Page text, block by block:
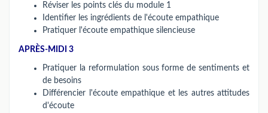
Réviser les points clés du module 1
Identifier les ingrédients de l'écoute empathique
Pratiquer l'écoute empathique silencieuse
APRÈS-MIDI 3
Pratiquer la reformulation sous forme de sentiments et
de besoins
Différencier l'écoute empathique et les autres attitudes
d'écoute